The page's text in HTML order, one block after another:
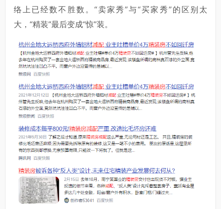
络上已经数不胜数。“卖家秀”与“买家秀”的区别太
大，“精装”最后变成“惊”装。